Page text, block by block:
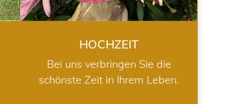
HOCHZEIT
Bei uns verbringen Sie die
schönste Zeit in Ihrem Leben.